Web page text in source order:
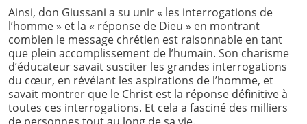
Ainsi, don Giussani a su unir « les interrogations de
l’homme » et la « réponse de Dieu » en montrant
combien le message chrétien est raisonnable en tant
que plein accomplissement de l’humain. Son charisme
d’éducateur savait susciter les grandes interrogations
du cœur, en révélant les aspirations de l’homme, et
savait montrer que le Christ est la réponse définitive à
toutes ces interrogations. Et cela a fasciné des milliers